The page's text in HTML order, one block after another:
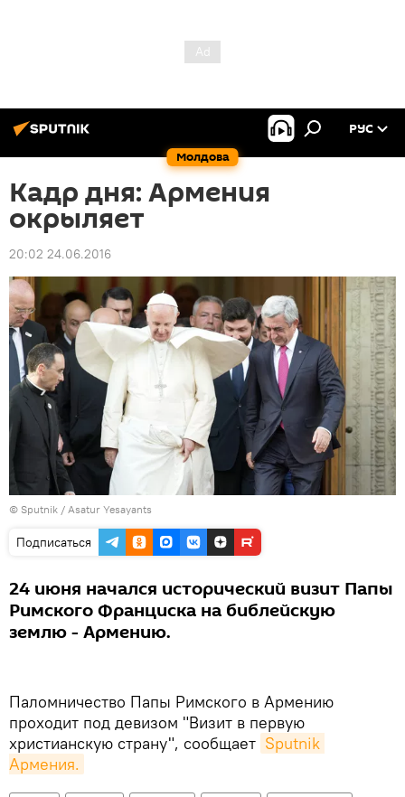
Молдова
РУС
Кадр дня: Армения
окрыляет
20:02 24.06.2016
© Sputnik / Asatur Yesayants
Подписаться
24 июня начался исторический визит Папы
Римского Франциска на библейскую
землю - Армению.
Паломничество Папы Римского в Армению
проходит под девизом "Визит в первую
христианскую страну", сообщает Sputnik
Армения.